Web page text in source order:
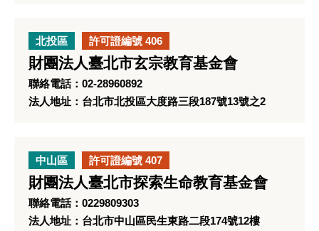
北投區 許可證編號 406
財團法人臺北市玄宗教育基金會
聯絡電話：02-28960892
法人地址：台北市北投區大度路三段187號13號之2
中山區 許可證編號 407
財團法人臺北市探索生命教育基金會
聯絡電話：0229809303
法人地址：台北市中山區民生東路二段174號12樓